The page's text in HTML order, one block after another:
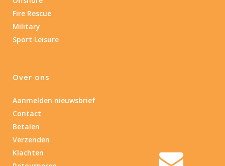
Fire Rescue
Military
Sport Leisure
Over ons
Aanmelden nieuwsbrief
Contact
Betalen
Verzenden
Klachten